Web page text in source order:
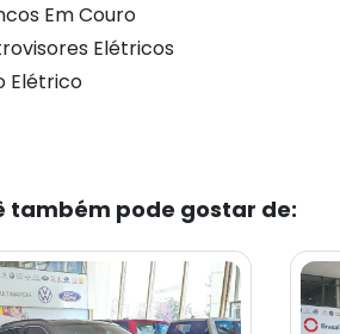
Em Couro
Elétricos
Elétrico
também pode gostar de: